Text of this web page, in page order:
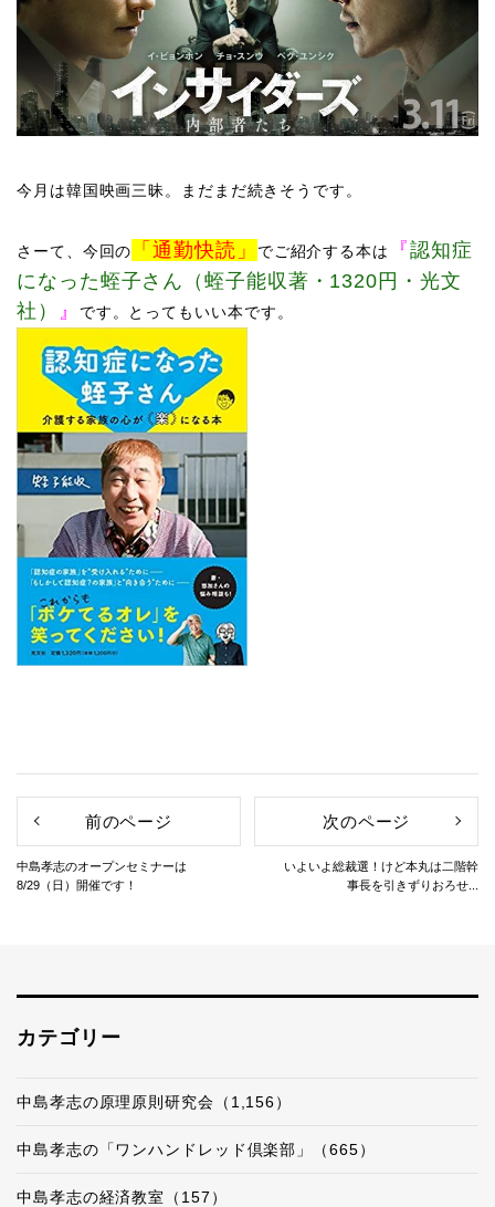
今月は韓国映画三昧。まだまだ続きそうです。​
さーて、​ 今回の 「通勤快読」 でご紹介する本は 『認知症
になった蛭子さん（蛭子能収著・1320円・光文
社）
』 です。 とってもいい本です。
前のページ
中島孝志のオープンセミナーは
8/29（日）開催です！
次のページ
いよいよ総裁選！けど本丸は二階幹
事長を引きずりおろせ...
カテゴリー
中島孝志の原理原則研究会（1,156）
中島孝志の「ワンハンドレッド倶楽部」（665）
中島孝志の経済教室（157）